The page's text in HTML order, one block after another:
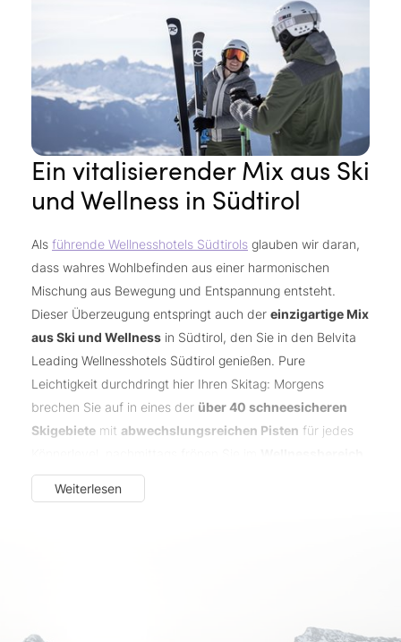
Ein vitalisierender Mix aus Ski
und Wellness in Südtirol
Als führende Wellnesshotels Südtirols glauben wir daran,
dass wahres Wohlbefinden aus einer harmonischen
Mischung aus Bewegung und Entspannung entsteht.
Dieser Überzeugung entspringt auch der einzigartige Mix
aus Ski und Wellness in Südtirol, den Sie in den Belvita
Leading Wellnesshotels Südtirol genießen. Pure
Leichtigkeit durchdringt hier Ihren Skitag: Morgens
brechen Sie auf in eines der über 40 schneesicheren
Skigebiete mit abwechslungsreichen Pisten für jedes
Ihres Skihotels in Südtirol dem süßen Nichtstun. Dürfen es
spezifische Services für Skibegeisterte
Weiterlesen